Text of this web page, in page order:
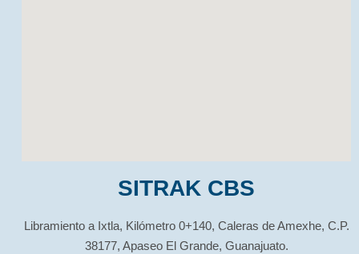
SITRAK CBS
Libramiento a Ixtla, Kilómetro 0+140, Caleras de Amexhe, C.P.
38177, Apaseo El Grande, Guanajuato.